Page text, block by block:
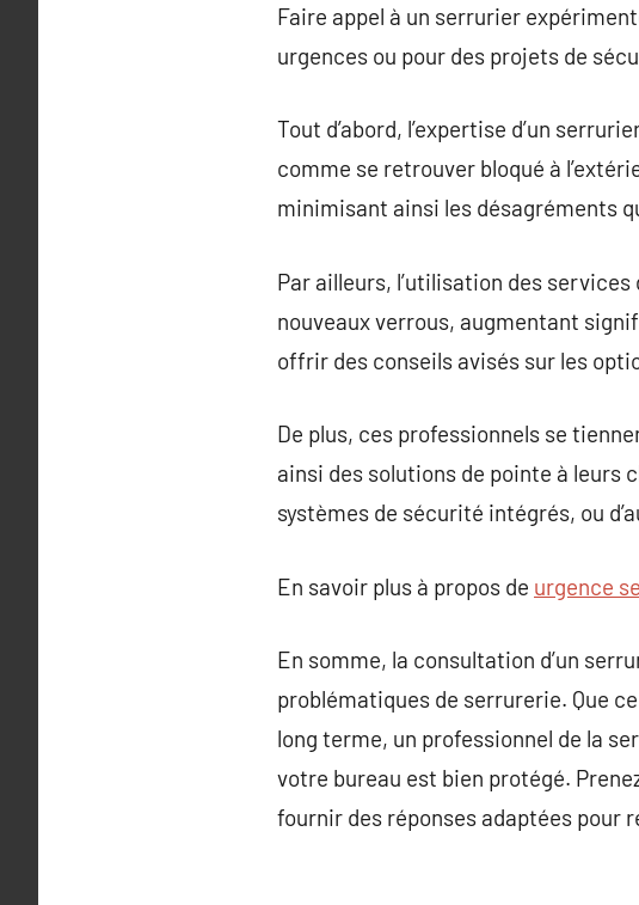
Faire appel à un serrurier
urgences ou pour des projets de
Tout d’abord, l’expertise d’un
comme se retrouver bloqué à
minimisant ainsi les désagréments
Par ailleurs, l’utilisation des
nouveaux verrous, augmentant
offrir des conseils avisés sur les
De plus, ces professionnels se
ainsi des solutions de pointe à leurs
systèmes de sécurité intégrés, ou
En savoir plus à propos de urgence
En somme, la consultation d’un
problématiques de serrurerie. Que
long terme, un professionnel de la
votre bureau est bien protégé.
fournir des réponses adaptées pour